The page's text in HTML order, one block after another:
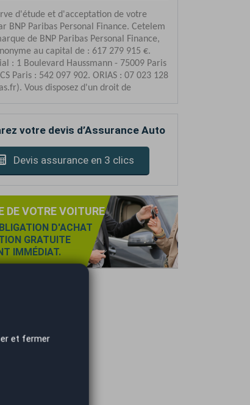
votre devis d’Assurance Auto
Devis assurance en 3 clics
DE VOTRE VOITURE
D'ACHAT
GRATUITE
IMMÉDIAT.
et fermer